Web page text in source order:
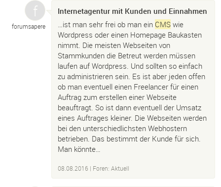
forumsapere
Internetagentur mit Kunden und Einnahmen
…ist man sehr frei ob man ein CMS wie
Wordpress oder einen Homepage Baukasten
nimmt. Die meisten Webseiten von
Stammkunden die Betreut werden müssen
laufen auf Wordpress. Und sollten so einfach
zu administrieren sein. Es ist aber jeden offen
ob man eventuell einen Freelancer für einen
Auftrag zum erstellen einer Webseite
beauftragt. So ist dann eventuell der Umsatz
eines Auftrages kleiner. Die Webseiten werden
bei den unterschiedlichsten Webhostern
betrieben. Das bestimmt der Kunde für sich.
Man könnte…
08.08.2016 | Foren: Aktuell